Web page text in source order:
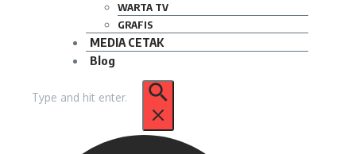
WARTA TV
GRAFIS
MEDIA CETAK
Blog
untuk: